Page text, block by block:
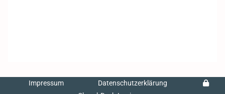
Impressum
Datenschutzerklärung